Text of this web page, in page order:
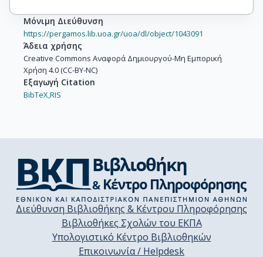
Μόνιμη Διεύθυνση
https://pergamos.lib.uoa.gr/uoa/dl/object/1043091
Άδεια χρήσης
Creative Commons Αναφορά Δημιουργού-Μη Εμπορική
Χρήση 4.0 (CC-BY-NC)
Εξαγωγή Citation
BibTeX,RIS
Διεύθυνση Βιβλιοθήκης & Κέντρου Πληροφόρησης
Βιβλιοθήκες Σχολών του ΕΚΠΑ
Υπολογιστικό Κέντρο Βιβλιοθηκών
Επικοινωνία / Helpdesk